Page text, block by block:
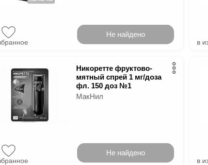
Не найдено
в
Никоретте фруктово-
мятный спрей 1 мг/доза
фл. 150 доз №1
МакНил
Не найдено
в